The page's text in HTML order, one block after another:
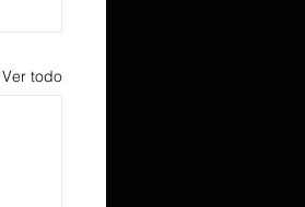
Ver todo